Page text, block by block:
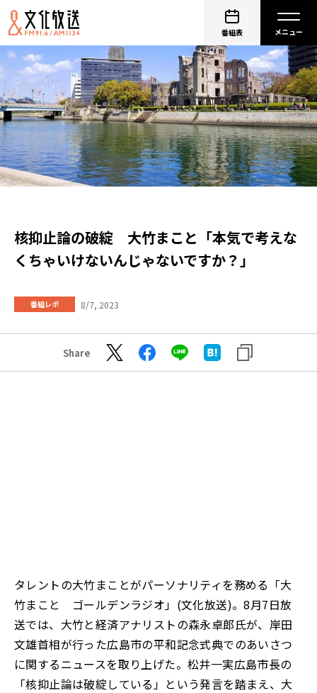
番組表
核抑止論の破綻 大竹まこと「本気で考えな
くちゃいけないんじゃないですか？」
番組レポ 8/7, 2023
Share
タレントの大竹まことがパーソナリティを務める「大
竹まこと ゴールデンラジオ」(文化放送)。8月7日放
送では、大竹と経済アナリストの森永卓郎氏が、岸田
文雄首相が行った広島市の平和記念式典でのあいさつ
に関するニュースを取り上げた。松井一実広島市長の
「核抑止論は破綻している」という発言を踏まえ、大